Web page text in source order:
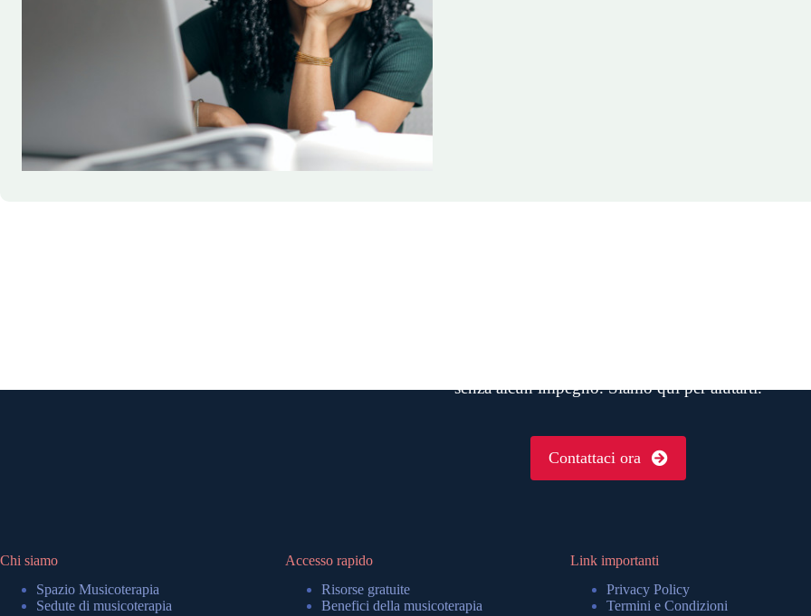
senza alcun impegno. Siamo qui per aiutarti.
Contattaci ora
Chi siamo
Spazio Musicoterapia
Sedute di musicoterapia
Accesso rapido
Risorse gratuite
Benefici della musicoterapia
Link importanti
Privacy Policy
Termini e Condizioni